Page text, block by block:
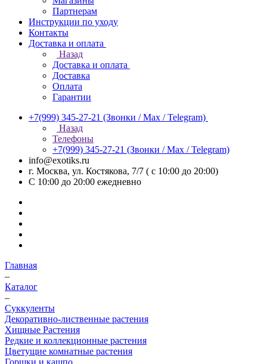
Партнерам
Инструкции по уходу
Контакты
Доставка и оплата
Назад
Доставка и оплата
Доставка
Оплата
Гарантии
+7(999) 345-27-21 (Звонки / Max / Telegram)
Назад
Телефоны
+7(999) 345-27-21 (Звонки / Max / Telegram)
info@exotiks.ru
г. Москва, ул. Костякова, 7/7 ( с 10:00 до 20:00)
С 10:00 до 20:00 ежедневно
Главная
–
Каталог
–
Суккуленты
Декоративно-лиственные растения
Хищные Растения
Редкие и коллекционные растения
Цветущие комнатные растения
Горшки и кашпо